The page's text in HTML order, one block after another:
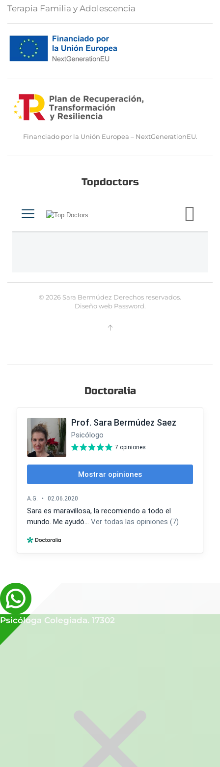
Terapia Familia y Adolescencia
Financiado por la Unión Europea – NextGenerationEU.
Topdoctors
© 2026 Sara Bermúdez Derechos reservados.
Diseño web Password.
Doctoralia
Psicóloga Colegiada. 17302